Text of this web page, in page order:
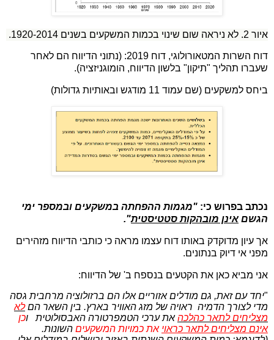
איור 2. לא ניראה שום שינוי בכמות המשקעים בשנים 1920-2014.
דוח השרות המטאורולוגי, דוח 2019: (נתוני הדיווח הם לאחר
שעברו תהליך "תיקון" בלשון הדיווח, הומוגניזציה).
ביחס למשקעים (שם עמוד 11 מודגש ובאותיות גדולות)
נכתב בפרוש כי: "מגמות ההפחתה במשקעים ובמספר ימי
הגשם אינן מובהקות סטטיסטית".
אך עיון מדוקדק באותו דוח עצמו מראה כי כותבי הדיווח מזהירים
מפני אי דיוק בנתונים.
אני מביא כאן את הקטעים בנספח ב' של הדיווח:
"יחד עם זאת, גם מודלים אזוריים אלו הם ברזולוציה מרחבית גסה
מדי לצורך הדמיה ראויה של מזג האוויר בארץ. בין השאר הםלא
מצליחים לתאר כהלכה את ערכי הטמפרטורה האבסולוטית וכן
אינם מצליחים לתאר כראוי את כמויות המשקעים השונות.